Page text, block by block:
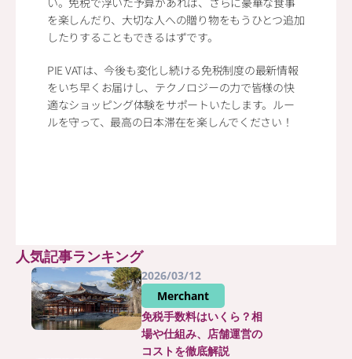
を楽しんだり、大切な人への贈り物をもうひとつ追加
したりすることもできるはずです。
PIE VATは、今後も変化し続ける免税制度の最新情報
をいち早くお届けし、テクノロジーの力で皆様の快
適なショッピング体験をサポートいたします。ルー
ルを守って、最高の日本滞在を楽しんでください！
人気記事ランキング
2026/03/12
Merchant
免税手数料はいくら？相
場や仕組み、店舗運営の
コストを徹底解説